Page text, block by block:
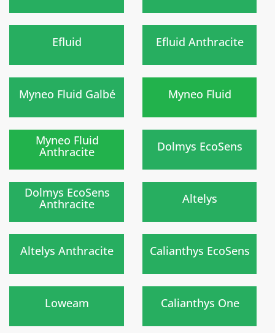
Efluid
Nouveau
Efluid Anthracite
Nouveau
Myneo Fluid Galbé Myneo Fluid
Myneo Fluid
Anthracite Dolmys EcoSens
)
Dolmys EcoSens
Anthracite Altelys
Nouveau
Altelys Anthracite
Nouveau
Calianthys EcoSens
Loweam
Nouveau
Calianthys One